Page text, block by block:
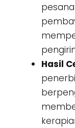
Hasil